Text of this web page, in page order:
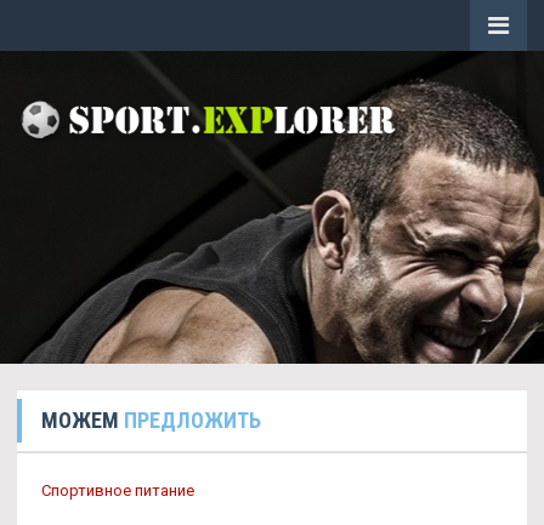
МОЖЕМ ПРЕДЛОЖИТЬ
Спортивное питание